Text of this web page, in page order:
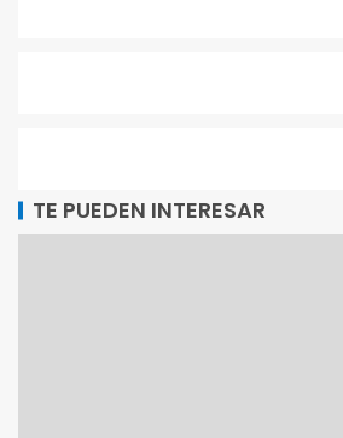
TE PUEDEN INTERESAR